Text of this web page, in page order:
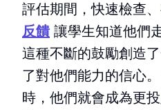
評估期間，快速檢查
反饋讓學生知道他們
這種不斷的鼓勵創造
了對他們能力的信心
時，他們就會成為更